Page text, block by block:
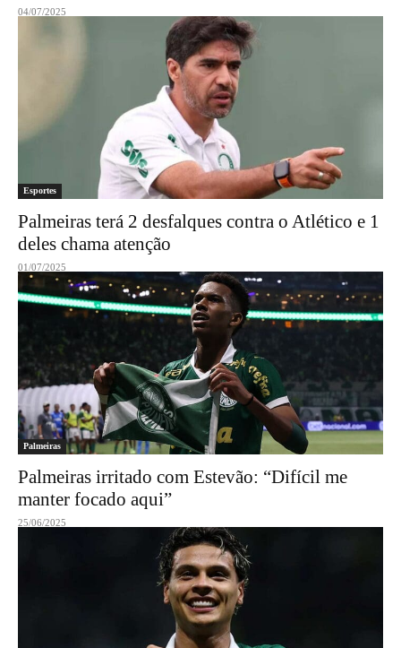
04/07/2025
Esportes
Palmeiras terá 2 desfalques contra o Atlético e 1
deles chama atenção
01/07/2025
Palmeiras
Palmeiras irritado com Estevão: “Difícil me
manter focado aqui”
25/06/2025